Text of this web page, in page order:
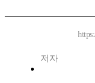
저자